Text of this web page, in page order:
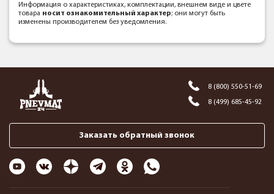
Информация о характеристиках, комплектации, внешнем виде и цвете
товара носит ознакомительный характер; они могут быть
изменены производителем без уведомления.
8 (800) 550-51-69
8 (499) 685-45-92
Заказать обратный звонок